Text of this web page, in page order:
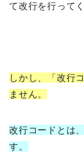
て改行を行って
しかし、「改行
ません。
改行コードとは
す。